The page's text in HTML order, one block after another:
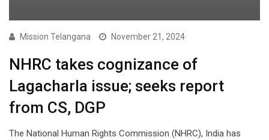
Mission Telangana November 21, 2024
NHRC takes cognizance of
Lagacharla issue; seeks report
from CS, DGP
The National Human Rights Commission (NHRC), India has